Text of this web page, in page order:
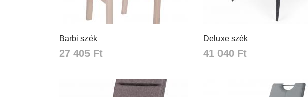
Barbi szék
27 405 Ft
Deluxe szék
41 040 Ft